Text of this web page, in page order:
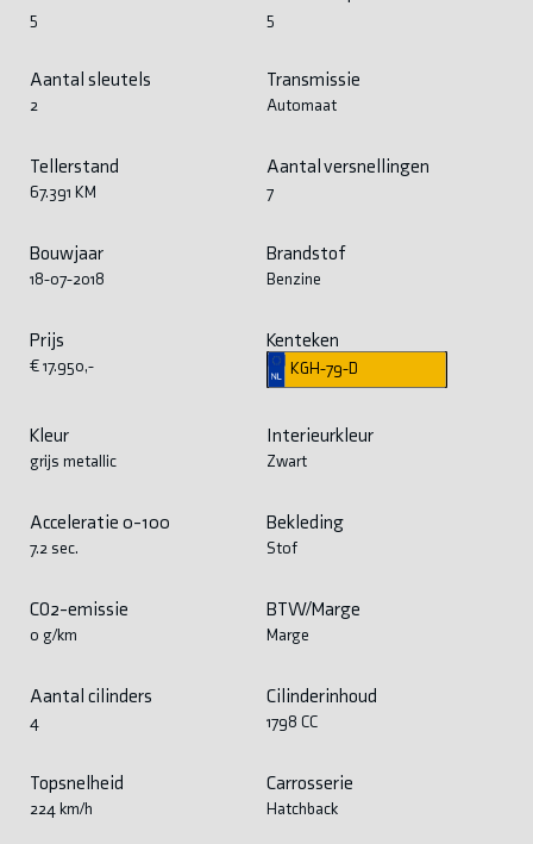
5 5
Aantal sleutels
2
Transmissie
Automaat
Tellerstand
67.391 KM
Aantal versnellingen
7
Bouwjaar
18-07-2018
Brandstof
Benzine
Prijs
€ 17.950,-
Kenteken
KGH-79-D
Kleur
grijs metallic
Interieurkleur
Zwart
Acceleratie 0-100
7.2 sec.
Bekleding
Stof
CO2-emissie
0 g/km
BTW/Marge
Marge
Aantal cilinders
4
Cilinderinhoud
1798 CC
Topsnelheid
224 km/h
Carrosserie
Hatchback